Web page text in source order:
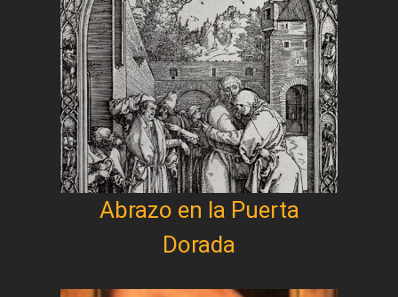
Abrazo en la Puerta
Dorada